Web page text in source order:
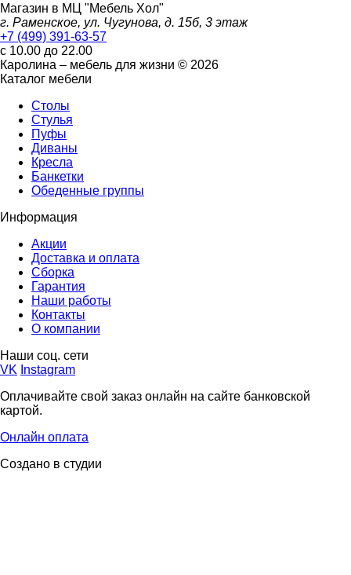
Магазин в МЦ "Мебель Хол"
г. Раменское, ул. Чугунова, д. 15б, 3 этаж
+7 (499) 391-63-57
с 10.00 до 22.00
Каролина – мебель для жизни © 2026
Каталог мебели
Столы
Стулья
Пуфы
Диваны
Кресла
Банкетки
Обеденные группы
Информация
Акции
Доставка и оплата
Сборка
Гарантия
Наши работы
Контакты
О компании
Наши соц. сети
VK Instagram
Оплачивайте свой заказ онлайн на сайте банковской
картой.
Онлайн оплата
Создано в студии